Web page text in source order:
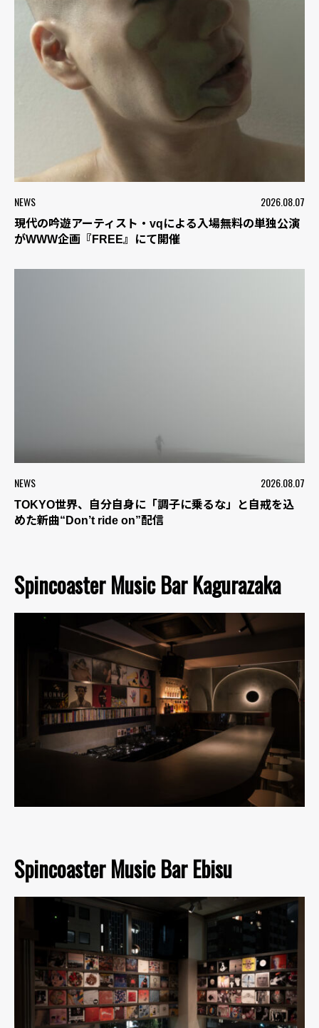
NEWS 2026.08.07
現代の吟遊アーティスト・vqによる入場無料の単独公演
がWWW企画『FREE』にて開催
NEWS 2026.08.07
TOKYO世界、自分自身に「調子に乗るな」と自戒を込
めた新曲“Don’t ride on”配信
Spincoaster Music Bar Kagurazaka
Spincoaster Music Bar Ebisu